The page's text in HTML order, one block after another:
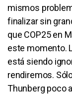
mismos
finalizar sin
que COP25 en
este momento.
está siendo
rendiremos.
Thunberg poco